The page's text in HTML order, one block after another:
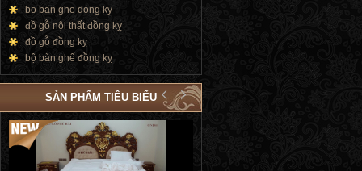
bo ban ghe dong ky
đồ gỗ nội thất đồng kỵ
đồ gỗ đồng kỵ
bộ bàn ghế đồng kỵ
SẢN PHẨM TIÊU BIỂU